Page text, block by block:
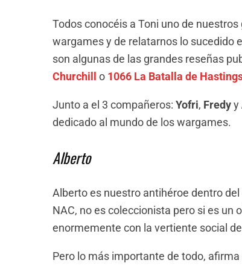
Todos conocéis a Toni uno de
wargames y de relatarnos lo sucedido
son algunas de las grandes reseñas
Churchill
o 1066 La Batalla de
Junto a el 3 compañeros: Yofri, Fredyy
dedicado al mundo de los wargames.
Alberto
Alberto es nuestro antihéroe dentro
NAC, no es coleccionista pero si es
enormemente con la vertiente social
Pero lo más importante de todo,